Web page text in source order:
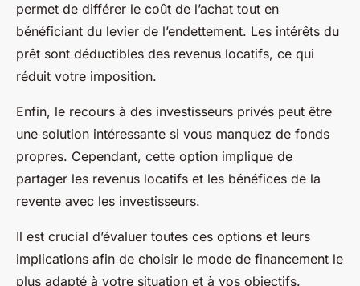
permet de différer le coût de l’achat tout en
bénéficiant du levier de l’endettement. Les intérêts du
prêt sont déductibles des revenus locatifs, ce qui
réduit votre imposition.
Enfin, le recours à des investisseurs privés peut être
une solution intéressante si vous manquez de fonds
propres. Cependant, cette option implique de
partager les revenus locatifs et les bénéfices de la
revente avec les investisseurs.
Il est crucial d’évaluer toutes ces options et leurs
implications afin de choisir le mode de financement le
plus adapté à votre situation et à vos objectifs.